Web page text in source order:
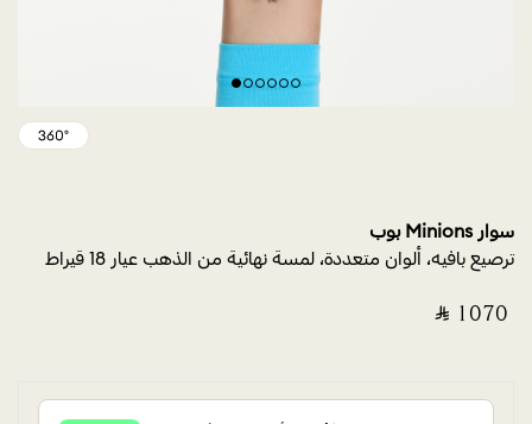
سوار Minions بوب
ترصيع بافيه، ألوان متعددة، لمسة نهائية من الذهب عيار 18 قيراط
‎ ⃁ ⁦1070⁩ ‎